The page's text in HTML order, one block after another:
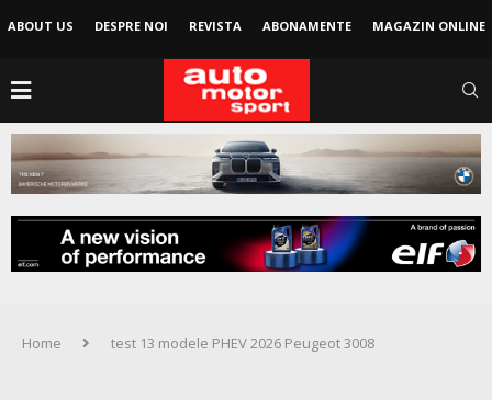
ABOUT US DESPRE NOI REVISTA ABONAMENTE MAGAZIN ONLINE
Home test 13 modele PHEV 2026 Peugeot 3008